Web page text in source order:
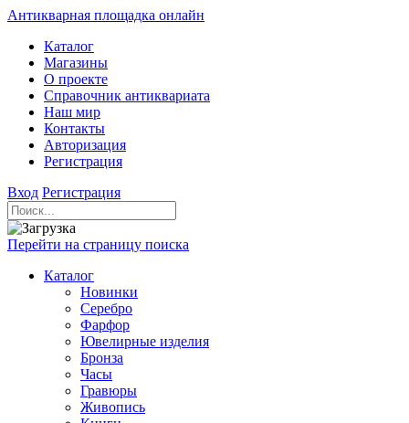
Антикварная площадка онлайн
Каталог
Магазины
О проекте
Справочник антиквариата
Наш мир
Контакты
Авторизация
Регистрация
Вход Регистрация
Перейти на страницу поиска
Каталог
Новинки
Серебро
Фарфор
Ювелирные изделия
Бронза
Часы
Гравюры
Живопись